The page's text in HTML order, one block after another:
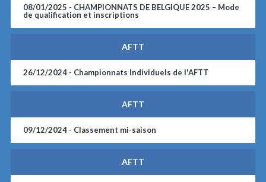
08/01/2025 - CHAMPIONNATS DE BELGIQUE 2025 – Mode
de qualification et inscriptions
AFTT
26/12/2024 - Championnats Individuels de l'AFTT
AFTT
09/12/2024 - Classement mi-saison
AFTT